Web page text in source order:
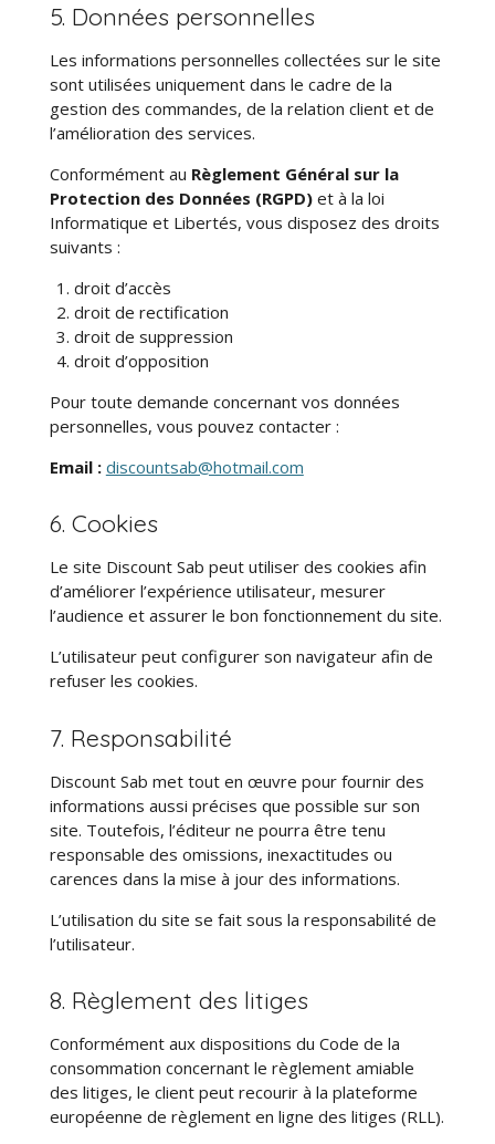
5. Données personnelles
Les informations personnelles collectées sur le site
sont utilisées uniquement dans le cadre de la
gestion des commandes, de la relation client et de
l’amélioration des services.
Conformément au Règlement Général sur la
Protection des Données (RGPD) et à la loi
Informatique et Libertés, vous disposez des droits
suivants :
droit d’accès
droit de rectification
droit de suppression
droit d’opposition
Pour toute demande concernant vos données
personnelles, vous pouvez contacter :
Email : discountsab@hotmail.com
6. Cookies
Le site Discount Sab peut utiliser des cookies afin
d’améliorer l’expérience utilisateur, mesurer
l’audience et assurer le bon fonctionnement du site.
L’utilisateur peut configurer son navigateur afin de
refuser les cookies.
7. Responsabilité
Discount Sab met tout en œuvre pour fournir des
informations aussi précises que possible sur son
site. Toutefois, l’éditeur ne pourra être tenu
responsable des omissions, inexactitudes ou
carences dans la mise à jour des informations.
L’utilisation du site se fait sous la responsabilité de
l’utilisateur.
8. Règlement des litiges
Conformément aux dispositions du Code de la
consommation concernant le règlement amiable
des litiges, le client peut recourir à la plateforme
européenne de règlement en ligne des litiges (RLL).